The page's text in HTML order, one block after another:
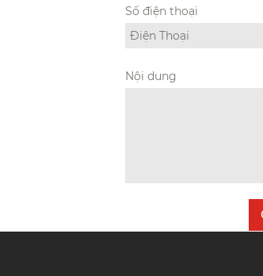
Số điện thoại
Nội dung